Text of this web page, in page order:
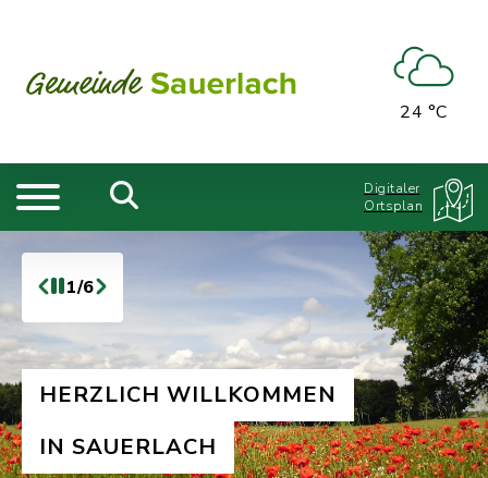
24 °C
Digitaler
Ortsplan
HERZLICH WILLKOMMEN
IN SAUERLACH
1/6